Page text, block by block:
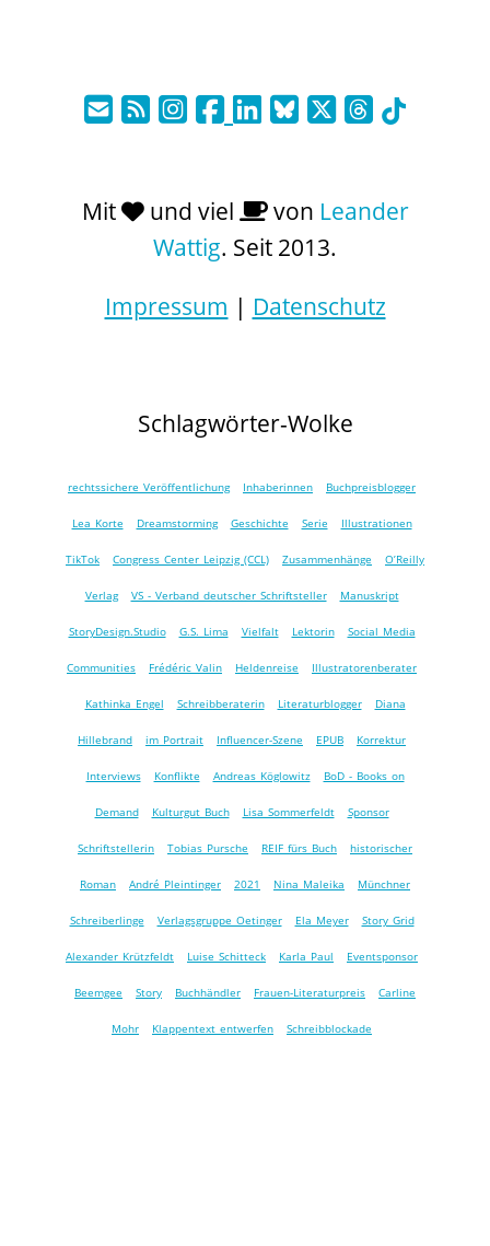
Mit und viel von Leander
Wattig. Seit 2013.
Impressum | Datenschutz
Schlagwörter-Wolke
rechtssichere Veröffentlichung Inhaberinnen Buchpreisblogger
Lea Korte Dreamstorming Geschichte Serie Illustrationen
TikTok Congress Center Leipzig (CCL) Zusammenhänge O’Reilly
Verlag VS - Verband deutscher Schriftsteller Manuskript
StoryDesign.Studio G.S. Lima Vielfalt Lektorin Social Media
Communities Frédéric Valin Heldenreise Illustratorenberater
Kathinka Engel Schreibberaterin Literaturblogger Diana
Hillebrand im Portrait Influencer-Szene EPUB Korrektur
Interviews Konflikte Andreas Köglowitz BoD - Books on
Demand Kulturgut Buch Lisa Sommerfeldt Sponsor
Schriftstellerin Tobias Pursche REIF fürs Buch historischer
Roman André Pleintinger 2021 Nina Maleika Münchner
Schreiberlinge Verlagsgruppe Oetinger Ela Meyer Story Grid
Alexander Krützfeldt Luise Schitteck Karla Paul Eventsponsor
Beemgee Story Buchhändler Frauen-Literaturpreis Carline
Mohr Klappentext entwerfen Schreibblockade